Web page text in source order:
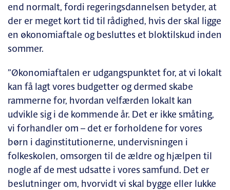
end normalt, fordi regeringsdannelsen betyder, at
der er meget kort tid til rådighed, hvis der skal ligge
en økonomiaftale og besluttes et bloktilskud inden
sommer.
”Økonomiaftalen er udgangspunktet for, at vi lokalt
kan få lagt vores budgetter og dermed skabe
rammerne for, hvordan velfærden lokalt kan
udvikle sig i de kommende år. Det er ikke småting,
vi forhandler om – det er forholdene for vores
børn i daginstitutionerne, undervisningen i
folkeskolen, omsorgen til de ældre og hjælpen til
nogle af de mest udsatte i vores samfund. Det er
beslutninger om, hvorvidt vi skal bygge eller lukke